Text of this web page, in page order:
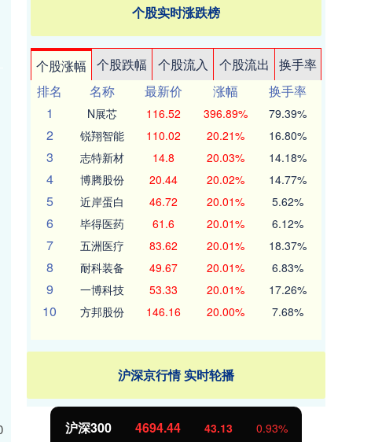
个股实时涨跌榜
个股涨幅 个股跌幅 个股流入 个股流出
换手率
排名
名称 最新价 涨幅
换手率
1
N展芯 116.52 396.89% 79.39%
2 锐翔智能 110.02 20.21% 16.80%
3 志特新材 14.8 20.03% 14.18%
4 博腾股份 20.44 20.02% 14.77%
5 近岸蛋白 46.72 20.01% 5.62%
6 毕得医药 61.6 20.01% 6.12%
7 五洲医疗 83.62 20.01% 18.37%
8 耐科装备 49.67 20.01% 6.83%
9 一博科技 53.33 20.01% 17.26%
10 方邦股份 146.16 20.00% 7.68%
沪深京行情 实时轮播
沪深300 4694.44 43.13 0.93%